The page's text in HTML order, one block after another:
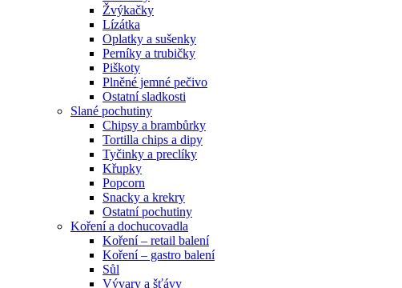
Žvýkačky
Lízátka
Oplatky a sušenky
Perníky a trubičky
Piškoty
Plněné jemné pečivo
Ostatní sladkosti
Slané pochutiny
Chipsy a brambůrky
Tortilla chips a dipy
Tyčinky a preclíky
Křupky
Popcorn
Snacky a krekry
Ostatní pochutiny
Koření a dochucovadla
Koření – retail balení
Koření – gastro balení
Sůl
Vývary a šťávy